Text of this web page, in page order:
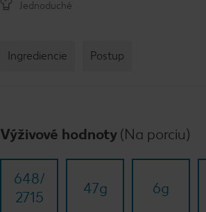
Jednoduché
Ingrediencie Postup
Výživové hodnoty (Na porciu)
648/​
2715
47g 6g